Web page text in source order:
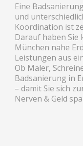
Eine
und
Koordination ist
Darauf haben Sie
München nahe
Leistungen aus
Ob Maler,
Badsanierung in
– damit Sie sich
Nerven & Geld